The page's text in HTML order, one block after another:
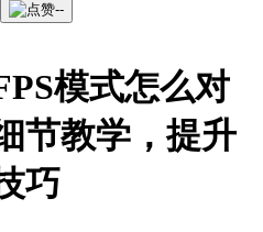
--
模式怎么对
节教学，提升
巧